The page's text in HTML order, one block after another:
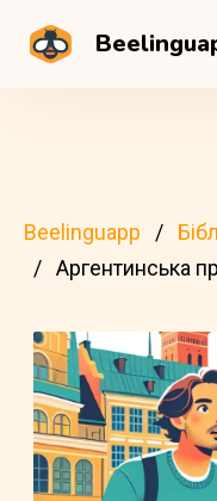
Beelinguapp
Аргентинська